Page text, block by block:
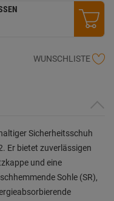
WUNSCHLISTE
Sicherheitsschuh
Er bietet zuverlässigen
und eine
Sohle (SR),